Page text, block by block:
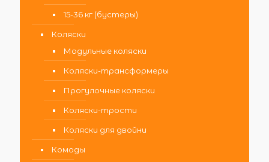
15-36 кг (бустеры)
Коляски
Модульные коляски
Коляски-трансформеры
Прогулочные коляски
Коляски-трости
Коляски для двойни
Комоды